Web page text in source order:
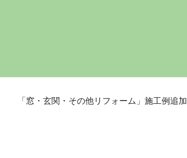
「窓・玄関・その他リフォーム」施工例追加